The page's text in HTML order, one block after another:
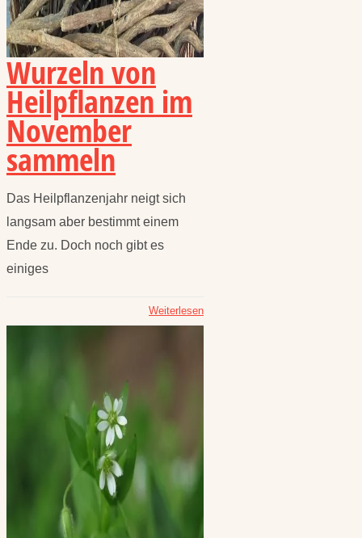
Wurzeln von
Heilpflanzen im
November
sammeln
Das Heilpflanzenjahr neigt sich
langsam aber bestimmt einem
Ende zu. Doch noch gibt es
einiges
Weiterlesen